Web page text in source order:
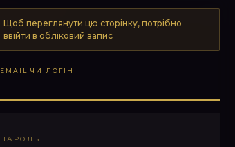
Щоб переглянути цю сторінку, потрібно
ввійти в обліковий запис
EMAIL ЧИ ЛОГІН
ПАРОЛЬ